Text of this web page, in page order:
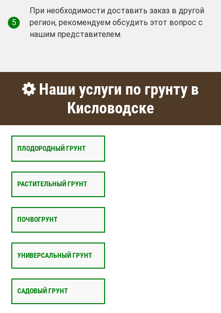
5
При необходимости доставить заказ в другой
регион, рекомендуем обсудить этот вопрос с
нашим представителем.
Наши услуги по грунту в
Кисловодске
ПЛОДОРОДНЫЙ ГРУНТ
РАСТИТЕЛЬНЫЙ ГРУНТ
ПОЧВОГРУНТ
УНИВЕРСАЛЬНЫЙ ГРУНТ
САДОВЫЙ ГРУНТ